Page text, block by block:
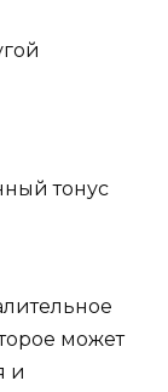
тонус
может
и